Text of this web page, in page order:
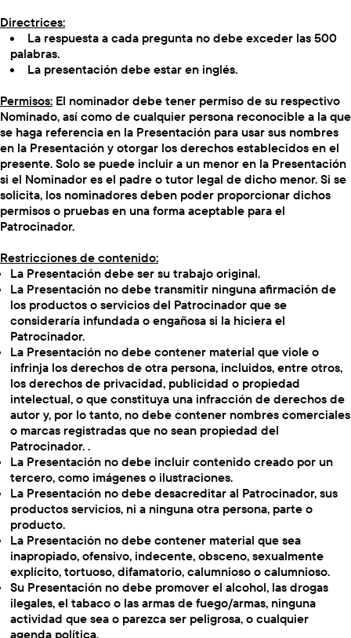
Directrices:
La respuesta a cada pregunta no debe exceder las 500
palabras.
La presentación debe estar en inglés.
Permisos: El nominador debe tener permiso de su respectivo
Nominado, así como de cualquier persona reconocible a la que
se haga referencia en la Presentación para usar sus nombres
en la Presentación y otorgar los derechos establecidos en el
presente. Solo se puede incluir a un menor en la Presentación
si el Nominador es el padre o tutor legal de dicho menor. Si se
solicita, los nominadores deben poder proporcionar dichos
permisos o pruebas en una forma aceptable para el
Patrocinador.
Restricciones de contenido:
La Presentación debe ser su trabajo original.
La Presentación no debe transmitir ninguna afirmación de
los productos o servicios del Patrocinador que se
consideraría infundada o engañosa si la hiciera el
Patrocinador.
La Presentación no debe contener material que viole o
infrinja los derechos de otra persona, incluidos, entre otros,
los derechos de privacidad, publicidad o propiedad
intelectual, o que constituya una infracción de derechos de
autor y, por lo tanto, no debe contener nombres comerciales
o marcas registradas que no sean propiedad del
Patrocinador. .
La Presentación no debe incluir contenido creado por un
tercero, como imágenes o ilustraciones.
La Presentación no debe desacreditar al Patrocinador, sus
productos servicios, ni a ninguna otra persona, parte o
producto.
La Presentación no debe contener material que sea
inapropiado, ofensivo, indecente, obsceno, sexualmente
explícito, tortuoso, difamatorio, calumnioso o calumnioso.
Su Presentación no debe promover el alcohol, las drogas
ilegales, el tabaco o las armas de fuego/armas, ninguna
actividad que sea o parezca ser peligrosa, o cualquier
agenda política.